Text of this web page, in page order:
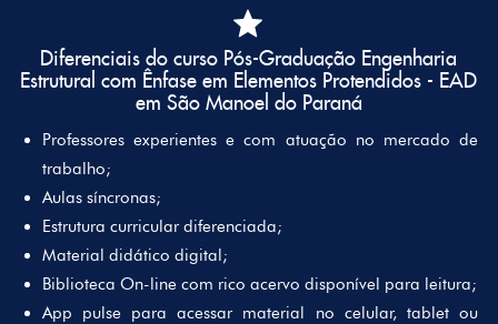
Diferenciaisdo curso Pós-Graduação Engenharia
Estrutural com Ênfase em Elementos Protendidos - EAD
em São Manoel do Paraná
Professores experientes e com atuação no mercado de
trabalho;
Aulas síncronas;
Estrutura curricular diferenciada;
Material didático digital;
Biblioteca On-line com rico acervo disponível para leitura;
App pulse para acessar material no celular, tablet ou